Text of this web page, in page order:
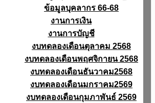
ข้อมูลบุคลากร 66-68
งานการเงิน
งานการบัญชี
งบทดลองเดือนตุลาคม 2568
งบทดลองเดือนพฤศจิกายน 2568
งบทดลองเดือนธันวาคม2568
งบทดลองเดือนมกราคม2569
งบทดลองเดือนกุมภาพันธ์ 2569